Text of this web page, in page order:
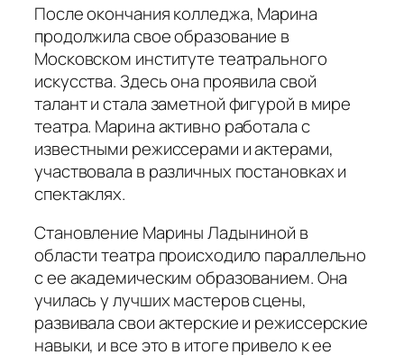
После окончания колледжа, Марина
продолжила свое образование в
Московском институте театрального
искусства. Здесь она проявила свой
талант и стала заметной фигурой в мире
театра. Марина активно работала с
известными режиссерами и актерами,
участвовала в различных постановках и
спектаклях.
Становление Марины Ладыниной в
области театра происходило параллельно
с ее академическим образованием. Она
училась у лучших мастеров сцены,
развивала свои актерские и режиссерские
навыки, и все это в итоге привело к ее